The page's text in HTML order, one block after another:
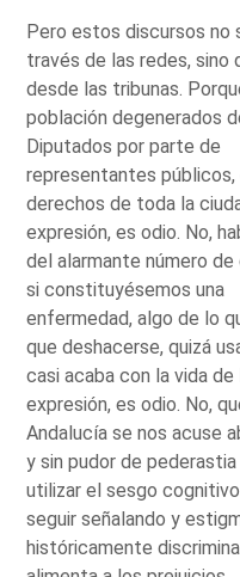
Pero estos discursos no
través de las redes, sino
desde las tribunas.
población degenerados
Diputados por parte de
representantes públicos,
derechos de toda la
expresión, es odio. No,
del alarmante número
si constituyésemos una
enfermedad, algo de lo
que deshacerse, quizá
casi acaba con la vida
expresión, es odio. No,
Andalucía se nos acuse
y sin pudor de
utilizar el sesgo
seguir señalando y
históricamente